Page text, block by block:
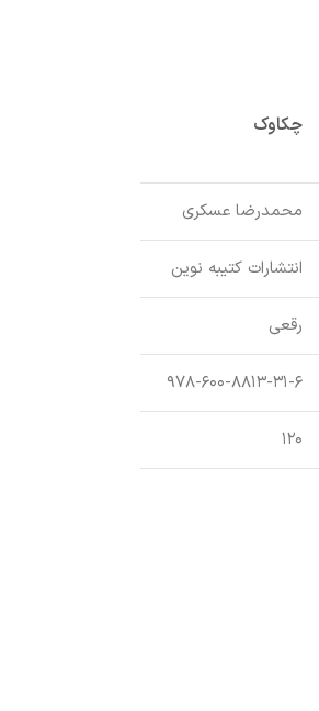
چکاوک
محمدرضا عسکری
انتشارات کتیبه نوین
رقعی
۹۷۸-۶۰۰-۸۸۱۳-۳۱-۶
۱۲۰